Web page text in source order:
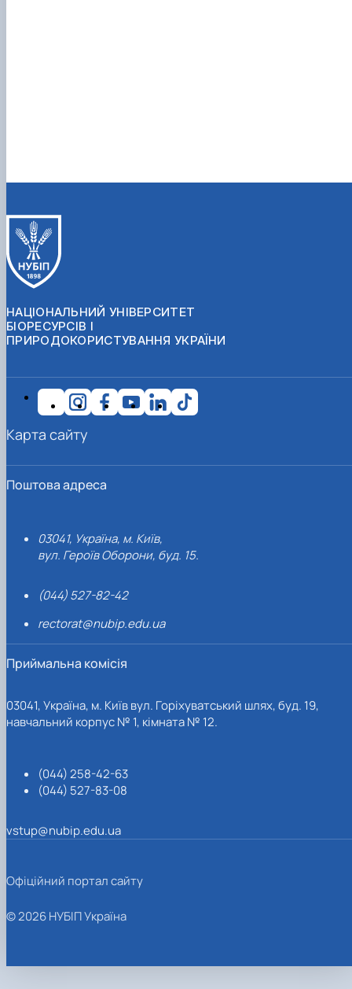
НАЦІОНАЛЬНИЙ УНІВЕРСИТЕТ
БІОРЕСУРСІВ І
ПРИРОДОКОРИСТУВАННЯ УКРАЇНИ
Поштова адреса
03041, Україна, м. Київ,
вул. Героїв Оборони, буд. 15.
(044) 527-82-42
rectorat@nubip.edu.ua
Приймальна комісія
03041, Україна, м. Київ вул. Горіхуватський шлях, буд. 19,
навчальний корпус № 1, кімната № 12.
(044) 258-42-63
(044) 527-83-08
vstup@nubip.edu.ua
Карта сайту
Офіційний портал сайту
© 2026 НУБІП Україна